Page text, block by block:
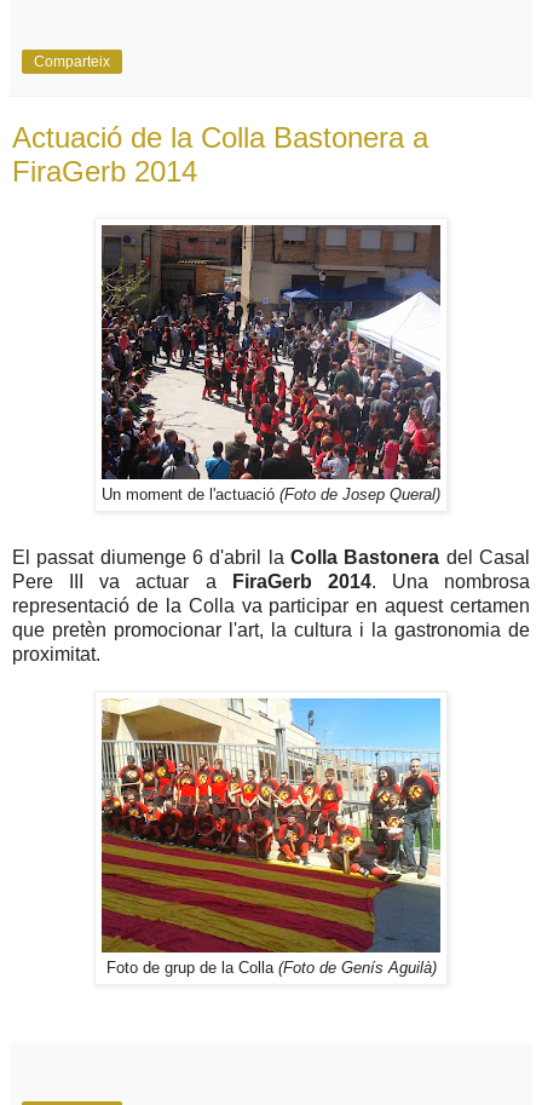
Comparteix
Actuació de la Colla Bastonera a
FiraGerb 2014
Un moment de l'actuació (Foto de Josep Queral)
El passat diumenge 6 d'abril la Colla Bastonera del Casal
Pere III va actuar a
FiraGerb 2014. Una nombrosa
representació de la Colla va participar en aquest certamen
que pretèn promocionar l'art, la cultura i la gastronomia de
proximitat.
Foto de grup de la Colla (Foto de Genís Aguilà)